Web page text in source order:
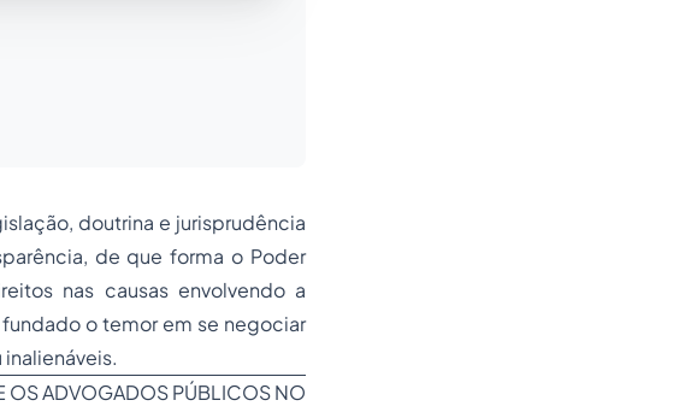
doutrina e jurisprudência
de que forma o Poder
nas causas envolvendo a
o temor em se negociar
OS ADVOGADOS PÚBLICOS NO